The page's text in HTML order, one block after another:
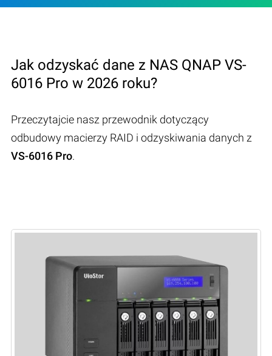
Jak odzyskać dane z NAS QNAP VS-
6016 Pro w 2026 roku?
Przeczytajcie nasz przewodnik dotyczący
odbudowy macierzy RAID i odzyskiwania danych z
VS-6016 Pro.